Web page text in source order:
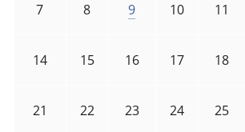
7 8 9 10 11
14 15 16 17 18
21 22 23 24 25